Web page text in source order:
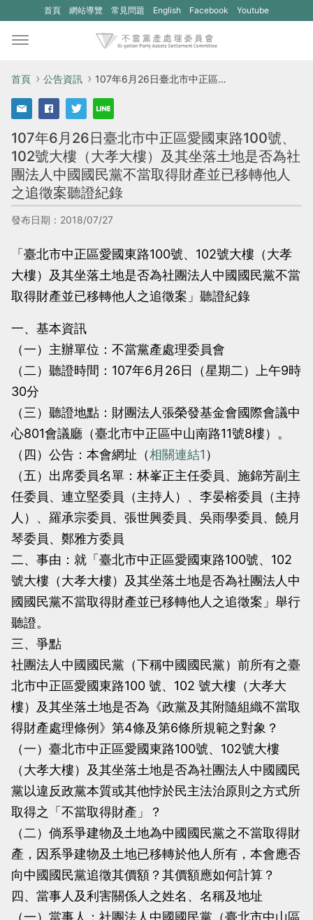
首頁 網站導覽 常見問題 English
(另
視
開
啟
一
站：
不
黨
產
理
委
員
會
Facebook
(另
開
啟
一
網
站：
不
產
理
委
會
Youtube
首頁 公告資訊 107年6月26日臺北市中正區愛國東路100號、102號大樓（大孝大樓）及其坐落土地是否為社團法人中國國民黨不當取得財產並已移轉他人之追徵案聽證紀錄
107年6月26日臺北市中正區愛國東路100號、
102號大樓（大孝大樓）及其坐落土地是否為社
團法人中國國民黨不當取得財產並已移轉他人
之追徵案聽證紀錄
發布日期：2018/07/27
「臺北市中正區愛國東路100號、102號大樓（大孝
大樓）及其坐落土地是否為社團法人中國國民黨不當
取得財產並已移轉他人之追徵案」聽證紀錄
一、基本資訊
（一）主辦單位：不當黨產處理委員會
（二）聽證時間：107年6月26日（星期二）上午9時
30分
（三）聽證地點：財團法人張榮發基金會國際會議中
心801會議廳（臺北市中正區中山南路11號8樓）。
（四）公告：本會網址（相關連結1 ）
（五）出席委員名單：林峯正主任委員、施錦芳副主
任委員、連立堅委員（主持人）、李晏榕委員（主持
人）、羅承宗委員、張世興委員、吳雨學委員、饒月
琴委員、鄭雅方委員
二、事由：就「臺北市中正區愛國東路100號、102
號大樓（大孝大樓）及其坐落土地是否為社團法人中
國國民黨不當取得財產並已移轉他人之追徵案」舉行
聽證。
三、爭點
社團法人中國國民黨（下稱中國國民黨）前所有之臺
北市中正區愛國東路100 號、102 號大樓（大孝大
樓）及其坐落土地是否為《政黨及其附隨組織不當取
得財產處理條例》第4條及第6條所規範之對象？
（一）臺北市中正區愛國東路100號、102號大樓
（大孝大樓）及其坐落土地是否為社團法人中國國民
黨以違反政黨本質或其他悖於民主法治原則之方式所
取得之「不當取得財產」？
（二）倘系爭建物及土地為中國國民黨之不當取得財
產，因系爭建物及土地已移轉於他人所有，本會應否
向中國國民黨追徵其價額？其價額應如何計算？
四、當事人及利害關係人之姓名、名稱及地址
（一）當事人：社團法人中國國民黨（臺北市中山區